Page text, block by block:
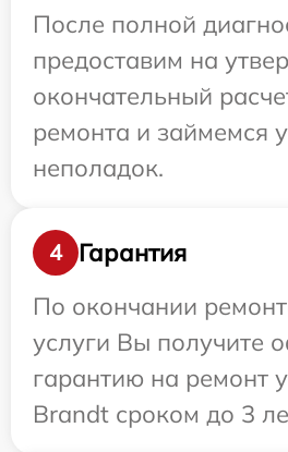
После полной
предоставим на
окончательный
ремонта и займемся
неполадок.
4
Гарантия
По окончании
услуги Вы получите
гарантию на ремонт
Brandt сроком до 3